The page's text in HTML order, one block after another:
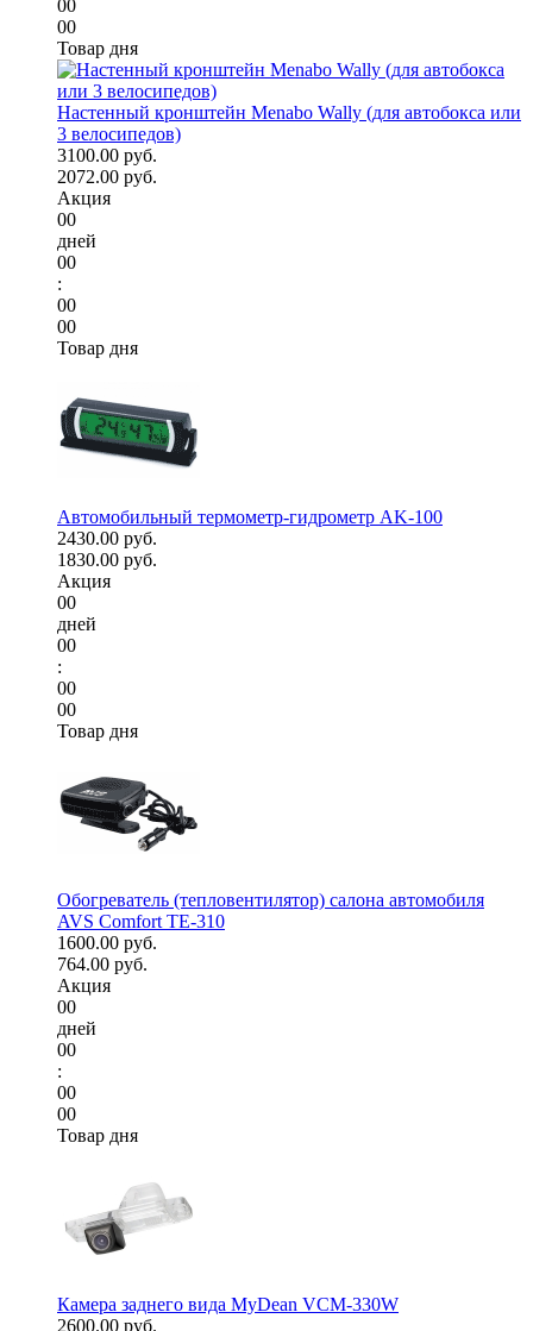
00
00
Товар дня
Настенный кронштейн Menabo Wally (для автобокса или
3 велосипедов)
3100.00 руб.
2072.00 руб.
Акция
00
дней
00
:
00
00
Товар дня
Автомобильный термометр-гидрометр AK-100
2430.00 руб.
1830.00 руб.
Акция
00
дней
00
:
00
00
Товар дня
Обогреватель (тепловентилятор) салона автомобиля
AVS Comfort TE-310
1600.00 руб.
764.00 руб.
Акция
00
дней
00
:
00
00
Товар дня
Камера заднего вида MyDean VCM-330W
2600.00 руб.